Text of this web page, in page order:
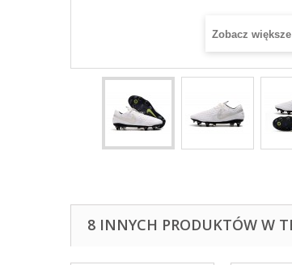
Zobacz większe
8 INNYCH PRODUKTÓW W